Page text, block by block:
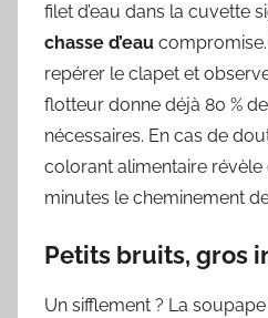
filet d’eau dans la cuvette
chasse d’eau
repérer le clapet et
flotteur donne déjà 80 %
nécessaires. En cas de
colorant alimentaire révèle
minutes le cheminement de
Petits bruits, gros
Un sifflement ? La